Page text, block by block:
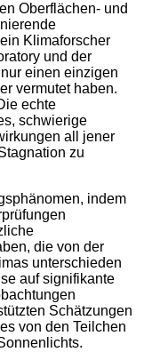
Oberflächen- und
Klimaforscher
und der
einen einzigen
vermutet haben.
echte
schwierige
all jener
zu
indem
die von der
unterschieden
auf signifikante
Schätzungen
von den Teilchen